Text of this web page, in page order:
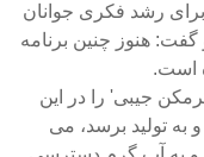
برای رشد فکری جوانان
هنوز چنین برنامه
است.
جیبی' را در این
و به تولید برسد، می